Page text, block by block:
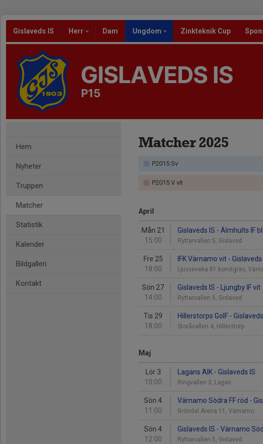
Gislaveds IS Herr Dam Ungdom Zinkteknik Cup
GISLAVEDS IS
P15
Hem
Nyheter
Truppen
Matcher
Statistik
Kalender
Bildgalleri
Kontakt
Matcher 2025
P2015 Sv
P2015 V vit
April
Mån 21
15:00
Gislaveds IS - Älmhults IF
Ryttarvallen 5, Gislaved
Fre 25
18:00
IFK Värnamo vit - Gislaveds
Ljusseveka 81 konstgräs,
Sön 27
14:00
Gislaveds IS - Ljungby IF vit
Ryttarvallen 5, Gislaved
Tis 29
18:00
Hillerstorps GoIF -
Storåvallen 4, Hillerstorp
Maj
Lör 3
10:00
Lagans AIK - Gislaveds IS
Ringvallen 3, Lagan
Sön 4
11:00
Värnamo Södra FF röd -
Gröndal Arena 11, Värnamo
Sön 4
12:00
Gislaveds IS - Värnamo
Ryttarvallen 5, Gislaved